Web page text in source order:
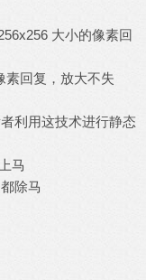
大小的像素回
素回复，放大不失
利用这技术进行静态
马
除马